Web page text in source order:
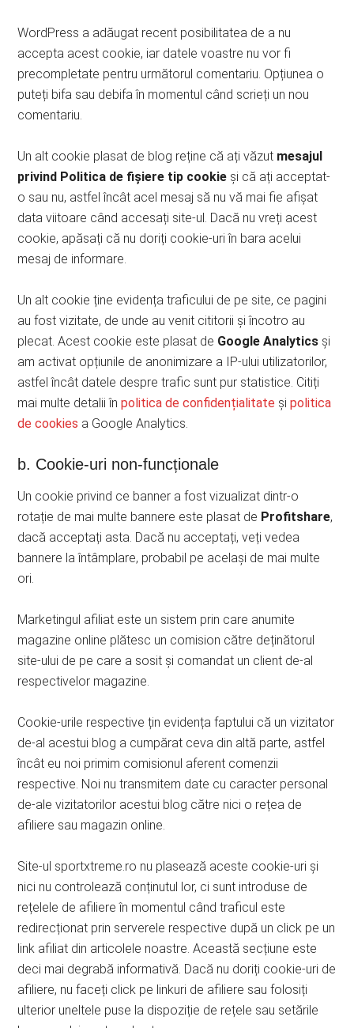
WordPress a adăugat recent posibilitatea de a nu
accepta acest cookie, iar datele voastre nu vor fi
precompletate pentru următorul comentariu. Opțiunea o
puteți bifa sau debifa în momentul când scrieți un nou
comentariu.
Un alt cookie plasat de blog reține că ați văzut mesajul
privind Politica de fișiere tip cookie și că ați acceptat-
o sau nu, astfel încât acel mesaj să nu vă mai fie afișat
data viitoare când accesați site-ul. Dacă nu vreți acest
cookie, apăsați că nu doriți cookie-uri în bara acelui
mesaj de informare.
Un alt cookie ține evidența traficului de pe site, ce pagini
au fost vizitate, de unde au venit cititorii și încotro au
plecat. Acest cookie este plasat de Google Analytics și
am activat opțiunile de anonimizare a IP-ului utilizatorilor,
astfel încât datele despre trafic sunt pur statistice. Citiți
mai multe detalii înpolitica de confidențialitate șipolitica
de cookies a Google Analytics.
b. Cookie-uri non-funcționale
Un cookie privind ce banner a fost vizualizat dintr-o
rotație de mai multe bannere este plasat de Profitshare,
dacă acceptați asta. Dacă nu acceptați, veți vedea
bannere la întâmplare, probabil pe același de mai multe
ori.
Marketingul afiliat este un sistem prin care anumite
magazine online plătesc un comision către deținătorul
site-ului de pe care a sosit și comandat un client de-al
respectivelor magazine.
Cookie-urile respective țin evidența faptului că un vizitator
de-al acestui blog a cumpărat ceva din altă parte, astfel
încât eu noi primim comisionul aferent comenzii
respective. Noi nu transmitem date cu caracter personal
de-ale vizitatorilor acestui blog către nici o rețea de
afiliere sau magazin online.
Site-ul sportxtreme.ro nu plasează aceste cookie-uri și
nici nu controlează conținutul lor, ci sunt introduse de
rețelele de afiliere în momentul când traficul este
redirecționat prin serverele respective după un click pe un
link afiliat din articolele noastre. Această secțiune este
deci mai degrabă informativă. Dacă nu doriți cookie-uri de
afiliere, nu faceți click pe linkuri de afiliere sau folosiți
ulterior uneltele puse la dispoziție de rețele sau setările